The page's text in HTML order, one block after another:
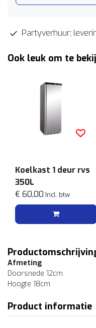
Partyverhuur;
Ook leuk om te
Koelkast 1 deur rvs
350L
€ 60,00 Incl. btw
Afmeting
Doorsnede 12cm
Hoogte 18cm
Product informatie